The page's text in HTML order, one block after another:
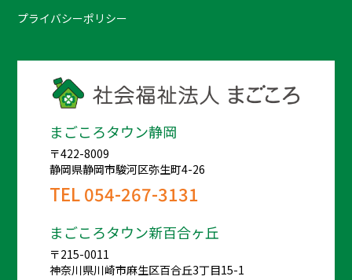
プライバシーポリシー
まごころタウン静岡
〒422-8009
静岡県静岡市駿河区弥生町4-26
TEL054-267-3131
まごころタウン新百合ヶ丘
〒215-0011
神奈川県川崎市麻生区百合丘3丁目15-1